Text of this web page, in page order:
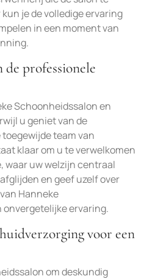
je de volledige ervaring
in een moment van
de professionele
Schoonheidssalon en
u geniet van de
team van
klaar om u te verwelkomen
waar uw welzijn centraal
en geef uzelf over
Hanneke
ervaring.
voor een
om deskundig